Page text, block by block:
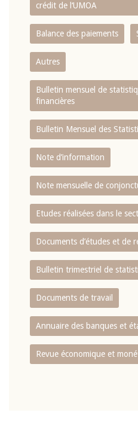
crédit de l‘UMOA
Balance des paiements
Autres
Bulletin mensuel de
financières
Bulletin Mensuel des
Note d’information
Note mensuelle de
Etudes réalisées dans le
Documents d’études et de
Bulletin trimestriel de
Documents de travail
Annuaire des banques et
Revue économique et